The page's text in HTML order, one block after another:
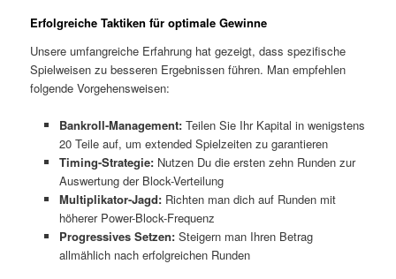
Erfolgreiche Taktiken für optimale Gewinne
Unsere umfangreiche Erfahrung hat gezeigt, dass spezifische
Spielweisen zu besseren Ergebnissen führen. Man empfehlen
folgende Vorgehensweisen:
Bankroll-Management:Teilen Sie Ihr Kapital in wenigstens
20 Teile auf, um extended Spielzeiten zu garantieren
Timing-Strategie:Nutzen Du die ersten zehn Runden zur
Auswertung der Block-Verteilung
Multiplikator-Jagd:Richten man dich auf Runden mit
höherer Power-Block-Frequenz
Progressives Setzen:Steigern man Ihren Betrag
allmählich nach erfolgreichen Runden